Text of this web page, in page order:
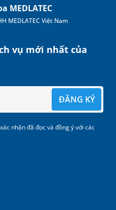
MEDLATEC
MEDLATEC Việt Nam
vụ mới nhất của
ĐĂNG KÝ
nhận đã đọc và đồng ý với các